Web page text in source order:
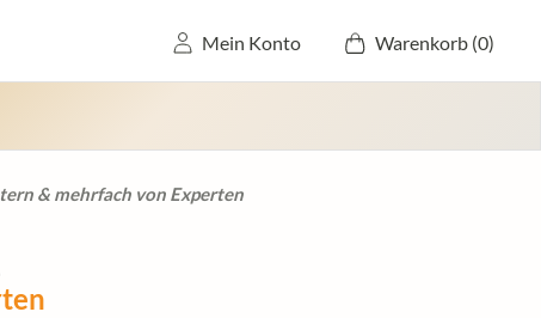
Mein Konto Warenkorb (0)
erreicht haben!
& mehrfach von Experten
E-Mail & Facebook!
Sie, Grazia, Jolie, uvm.